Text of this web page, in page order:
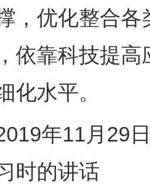
，优化整合
依靠科技提
化水平。
11月29日
时的讲话